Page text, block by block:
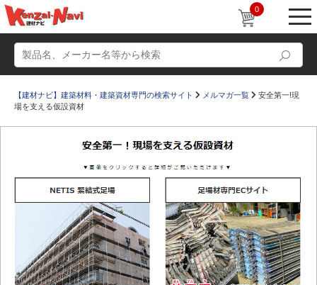
0
動画 ショールーム
かたなび コラム
すまいリング 設計士インタビュー
Q＆A 販売・施工代理店募集
お気に入り
【建材ナビ】建築材料・建築資材専門の検索サイト メルマガ一覧
安全第一!現
場を支える仮設資材